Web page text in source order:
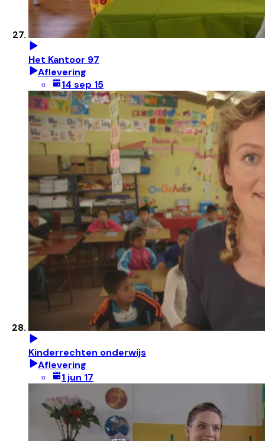
Het Kantoor 97
Aflevering
14 sep 15
Kinderrechten onderwijs
Aflevering
1 jun 17